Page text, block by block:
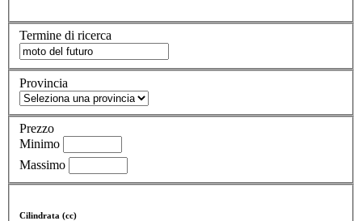
Termine di ricerca
Provincia
Prezzo
Minimo
Massimo
Cilindrata (cc)